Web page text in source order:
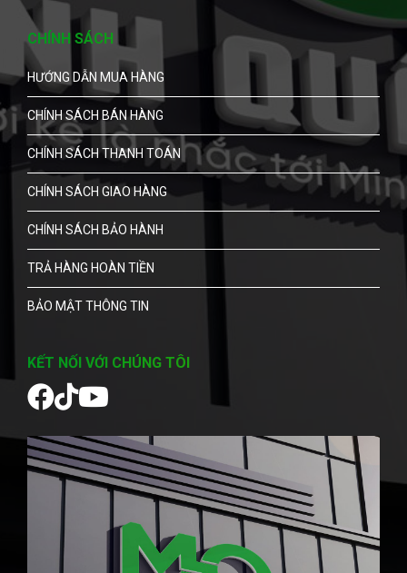
CHÍNH SÁCH
HƯỚNG DẪN MUA HÀNG
CHÍNH SÁCH BÁN HÀNG
CHÍNH SÁCH THANH TOÁN
CHÍNH SÁCH GIAO HÀNG
CHÍNH SÁCH BẢO HÀNH
TRẢ HÀNG HOÀN TIỀN
BẢO MẬT THÔNG TIN
KẾT NỐI VỚI CHÚNG TÔI